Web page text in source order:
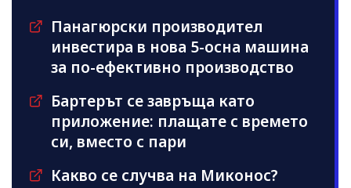
Панагюрски производител
инвестира в нова 5-осна машина
за по-ефективно производство
Бартерът се завръща като
приложение: плащате с времето
си, вместо с пари
Какво се случва на Миконос?